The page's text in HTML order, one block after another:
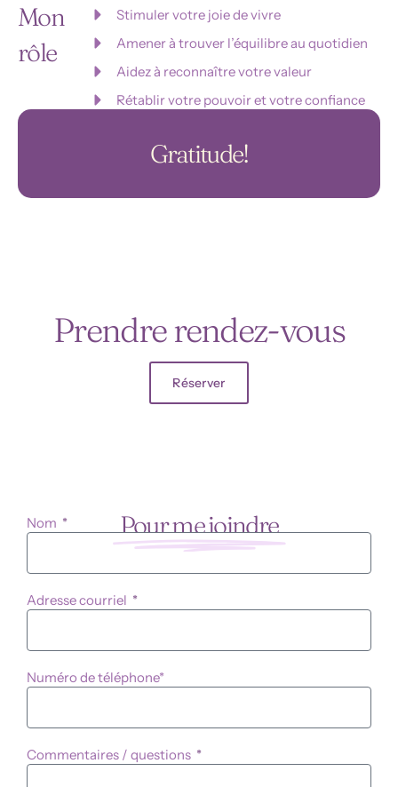
Mon
rôle
Stimuler votre joie de vivre
Amener à trouver l’équilibre au quotidien
Aidez à reconnaître votre valeur
Rétablir votre pouvoir et votre confiance
Gratitude!
Prendre rendez-vous
Réserver
Pour me joindre
Nom
Adresse courriel
Numéro de téléphone*
Commentaires / questions